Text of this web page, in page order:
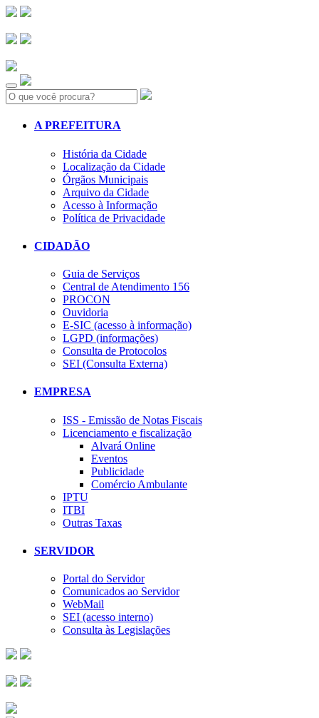
Search:
A PREFEITURA
História da Cidade
Localização da Cidade
Órgãos Municipais
Arquivo da Cidade
Acesso à Informação
Política de Privacidade
CIDADÃO
Guia de Serviços
Central de Atendimento 156
PROCON
Ouvidoria
E-SIC (acesso à informação)
LGPD (informações)
Consulta de Protocolos
SEI (Consulta Externa)
EMPRESA
ISS - Emissão de Notas Fiscais
Licenciamento e fiscalização
Alvará Online
Eventos
Publicidade
Comércio Ambulante
IPTU
ITBI
Outras Taxas
SERVIDOR
Portal do Servidor
Comunicados ao Servidor
WebMail
SEI (acesso interno)
Consulta às Legislações